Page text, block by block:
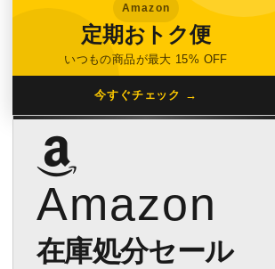
Amazon
定期おトク便
いつもの商品が最大 15% OFF
今すぐチェック →
Amazon
在庫処分セール